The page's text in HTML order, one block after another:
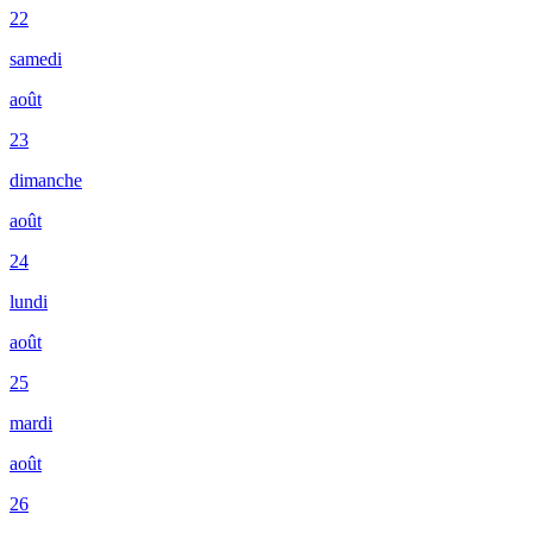
22
samedi
août
23
dimanche
août
24
lundi
août
25
mardi
août
26